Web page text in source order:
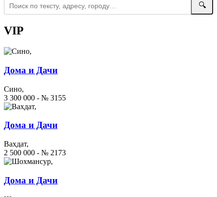
🔍
VIP
Дома и Дачи
Сино,
3 300 000 - № 3155
Дома и Дачи
Вахдат,
2 500 000 - № 2173
Дома и Дачи